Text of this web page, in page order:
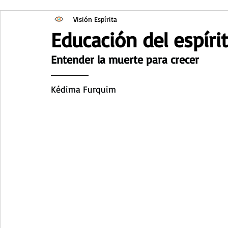
Educación del
Visión Espírita
Entender la muerte para crecer
Kédima Furquim